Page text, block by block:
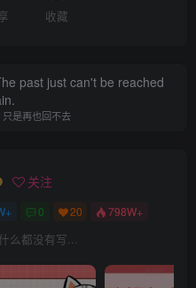
收藏
past just can't be reached
是再也回不去
关注
0 20 798W+
么都没有写...